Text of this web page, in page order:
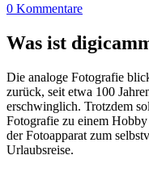
0 Kommentare
Was ist
Die analoge Fotografie
zurück, seit etwa 100
erschwinglich. Trotzdem
Fotografie zu einem
der Fotoapparat zum
Urlaubsreise.